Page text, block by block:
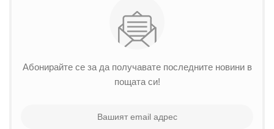
Абонирайте се за да получавате последните новини в
пощата си!